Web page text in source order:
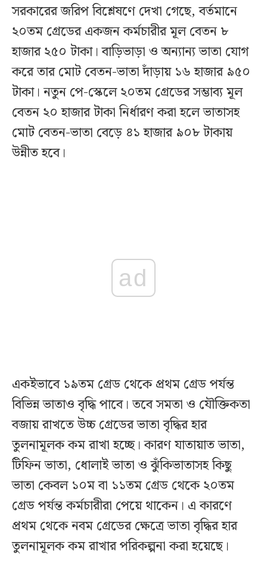
সরকারের জরিপ বিশ্লেষণে দেখা গেছে, বর্তমানে
২০তম গ্রেডের একজন কর্মচারীর মূল বেতন ৮
হাজার ২৫০ টাকা। বাড়িভাড়া ও অন্যান্য ভাতা যোগ
করে তার মোট বেতন-ভাতা দাঁড়ায় ১৬ হাজার ৯৫০
টাকা। নতুন পে-স্কেলে ২০তম গ্রেডের সম্ভাব্য মূল
বেতন ২০ হাজার টাকা নির্ধারণ করা হলে ভাতাসহ
মোট বেতন-ভাতা বেড়ে ৪১ হাজার ৯০৮ টাকায়
উন্নীত হবে।
ad
একইভাবে ১৯তম গ্রেড থেকে প্রথম গ্রেড পর্যন্ত
বিভিন্ন ভাতাও বৃদ্ধি পাবে। তবে সমতা ও যৌক্তিকতা
বজায় রাখতে উচ্চ গ্রেডের ভাতা বৃদ্ধির হার
তুলনামূলক কম রাখা হচ্ছে। কারণ যাতায়াত ভাতা,
টিফিন ভাতা, ধোলাই ভাতা ও ঝুঁকিভাতাসহ কিছু
ভাতা কেবল ১০ম বা ১১তম গ্রেড থেকে ২০তম
গ্রেড পর্যন্ত কর্মচারীরা পেয়ে থাকেন। এ কারণে
প্রথম থেকে নবম গ্রেডের ক্ষেত্রে ভাতা বৃদ্ধির হার
তুলনামূলক কম রাখার পরিকল্পনা করা হয়েছে।